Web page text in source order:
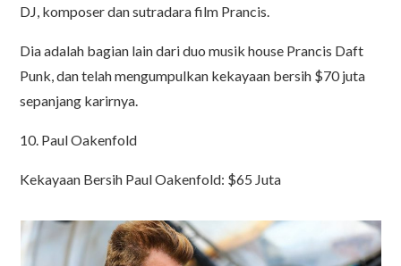
DJ, komposer dan sutradara film Prancis.
Dia adalah bagian lain dari duo musik house Prancis Daft
Punk, dan telah mengumpulkan kekayaan bersih $70 juta
sepanjang karirnya.
10. Paul Oakenfold
Kekayaan Bersih Paul Oakenfold: $65 Juta